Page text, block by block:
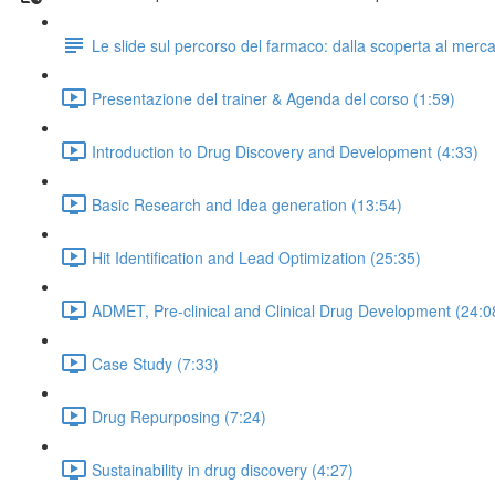
Le slide sul percorso del farmaco: dalla scoperta al
Presentazione del trainer & Agenda del corso (1:59)
Introduction to Drug Discovery and Development (4:33)
Basic Research and Idea generation (13:54)
Hit Identification and Lead Optimization (25:35)
ADMET, Pre-clinical and Clinical Drug Development
Case Study (7:33)
Drug Repurposing (7:24)
Sustainability in drug discovery (4:27)